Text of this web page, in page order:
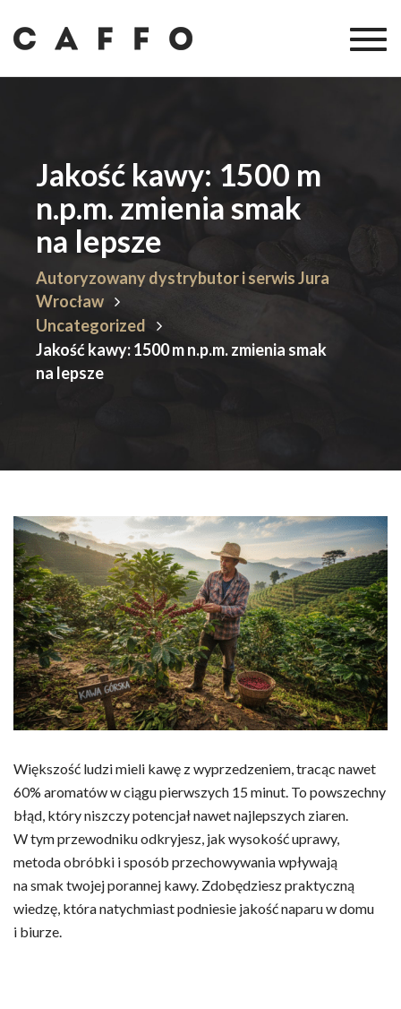
Jakość kawy: 1500 m
n.p.m. zmienia smak
na lepsze
Autoryzowany dystrybutor i serwis Jura
Wrocław
Uncategorized
Jakość kawy: 1500 m n.p.m. zmienia smak
na lepsze
Większość ludzi mieli kawę z wyprzedzeniem, tracąc nawet
60% aromatów w ciągu pierwszych 15 minut. To powszechny
błąd, który niszczy potencjał nawet najlepszych ziaren.
W tym przewodniku odkryjesz, jak wysokość uprawy,
metoda obróbki i sposób przechowywania wpływają
na smak twojej porannej kawy. Zdobędziesz praktyczną
wiedzę, która natychmiast podniesie jakość naparu w domu
i biurze.